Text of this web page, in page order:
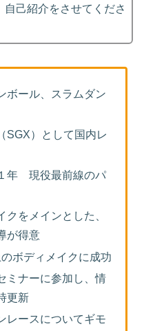
自己紹介をさせてくださ
ール、スラムダン
SGX）として国内レ
年 現役最前線のパ
クをメインとした、
が得意
ボディメイクに成功
ミナーに参加し、情
更新
レースについてギモ